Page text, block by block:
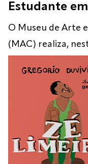
Estudante
O Museu de Arte
(MAC) realiza,
programação
comemoração ao
filmes serão
sessões às 10h,
e a programação
[…]